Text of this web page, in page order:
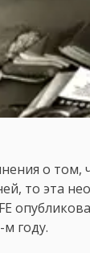
о
то эта
году.